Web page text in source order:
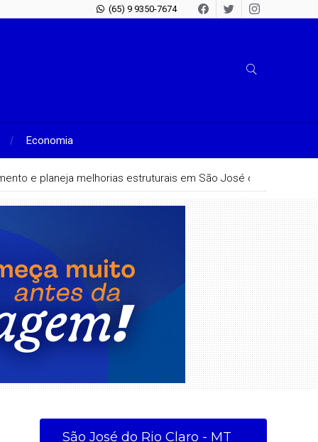
(65) 9 9350-7674
Economia
e planeja melhorias estruturais em São José do Rio Claro
São José do Rio Claro - MT